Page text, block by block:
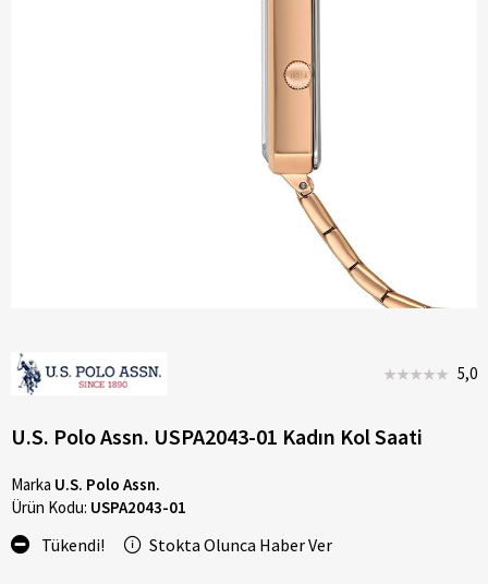
5,0
U.S. Polo Assn. USPA2043-01 Kadın Kol Saati
Marka U.S. Polo Assn.
Ürün Kodu: USPA2043-01
Tükendi! Stokta Olunca Haber Ver